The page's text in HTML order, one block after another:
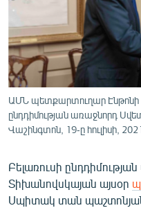
ՄԵԿՆԱԲԱՆՈՒԹՅՈՒՆ
ՏՏ ԵՒ ԻՆՏԵՐՆԵՏ
ԱՐԽԻՎ
ԲԱՆԱՎԵՃ
ՁԳՏԵԼՈՎ
ԱՄՆ պետքարտուղար Էնթոնի
ընդդիմության առաջնորդ
Վաշինգտոն, 19-ը հուլիսի,
Բելառուսի
Տիխանովսկայան այսօր
Սպիտակ տան